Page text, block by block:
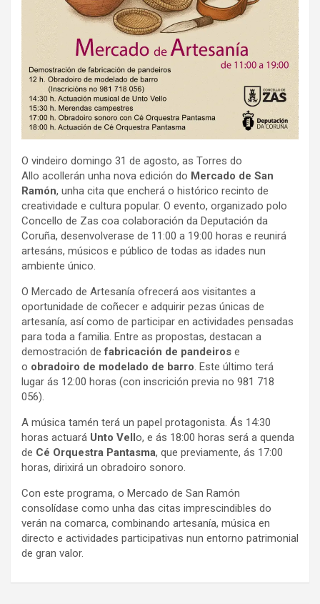
O vindeiro domingo 31 de agosto, as Torres do
Allo acollerán unha nova edición do Mercado de San
Ramón, unha cita que encherá o histórico recinto de
creatividade e cultura popular. O evento, organizado polo
Concello de Zas coa colaboración da Deputación da
Coruña, desenvolverase de 11:00 a 19:00 horas e reunirá
artesáns, músicos e público de todas as idades nun
ambiente único.
O Mercado de Artesanía ofrecerá aos visitantes a
oportunidade de coñecer e adquirir pezas únicas de
artesanía, así como de participar en actividades pensadas
para toda a familia. Entre as propostas, destacan a
demostración defabricación de pandeiros e
o obradoiro de modelado de barro. Este último terá
lugar ás 12:00 horas (con inscrición previa no 981 718
056).
A música tamén terá un papel protagonista. Ás 14:30
horas actuará Unto Vello, e ás 18:00 horas será a quenda
de Cé Orquestra Pantasma, que previamente, ás 17:00
horas, dirixirá un obradoiro sonoro.
Con este programa, o Mercado de San Ramón
consolídase como unha das citas imprescindibles do
verán na comarca, combinando artesanía, música en
directo e actividades participativas nun entorno patrimonial
de gran valor.